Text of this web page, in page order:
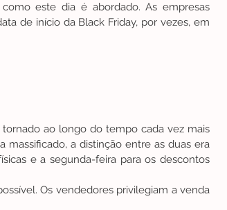
este dia é abordado. As empresas
de início da Black Friday, por vezes, em
ao longo do tempo cada vez mais
a distinção entre as duas era
e a segunda-feira para os descontos